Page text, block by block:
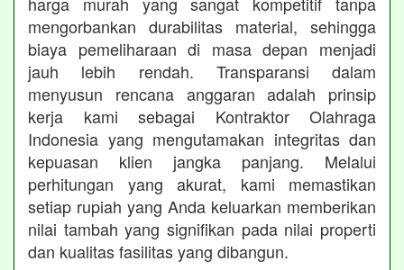
mengorbankan durabilitas material, sehingga
biaya pemeliharaan di masa depan menjadi
jauh lebih rendah. Transparansi dalam
menyusun rencana anggaran adalah prinsip
kerja kami sebagai Kontraktor Olahraga
Indonesia yang mengutamakan integritas dan
kepuasan klien jangka panjang. Melalui
perhitungan yang akurat, kami memastikan
setiap rupiah yang Anda keluarkan memberikan
nilai tambah yang signifikan pada nilai properti
dan kualitas fasilitas yang dibangun.